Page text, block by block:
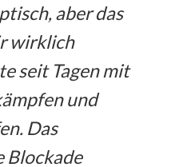
aber das
wirklich
seit Tagen mit
und
Das
Blockade